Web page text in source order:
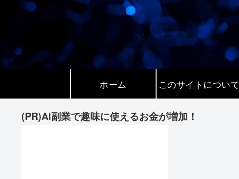
ホーム このサイトについて
(PR)AI副業で趣味に使えるお金が増加！